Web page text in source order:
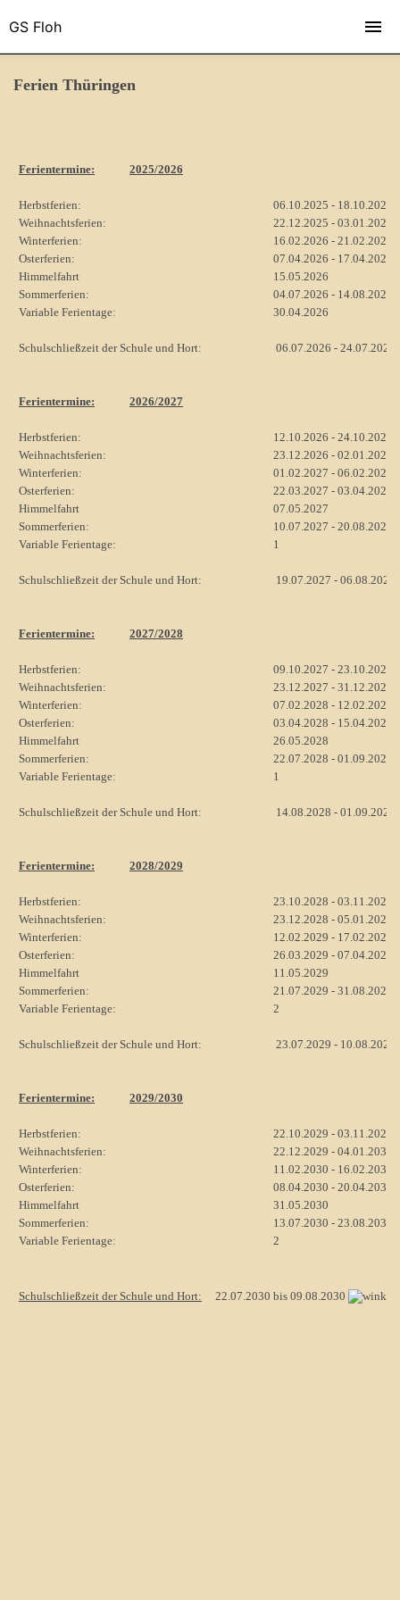
Ferien Thüringen
Ferientermine: 2025/2026
Herbstferien:
06.10.2025 - 18.10.2025
Weihnachtsferien:
22.12.2025 - 03.01.2026
Winterferien:
16.02.2026 - 21.02.2026
Osterferien:
07.04.2026 - 17.04.2026
Himmelfahrt
15.05.2026
Sommerferien:
04.07.2026 - 14.08.2026
Variable Ferientage:
30.04.2026
Schulschließzeit der Schule und Hort: 06.07.2026 - 24.07.2026
Ferientermine: 2026/2027
Herbstferien:
12.10.2026 - 24.10.2026
Weihnachtsferien:
23.12.2026 - 02.01.2027
Winterferien:
01.02.2027 - 06.02.2027
Osterferien:
22.03.2027 - 03.04.2027
Himmelfahrt
07.05.2027
Sommerferien:
10.07.2027 - 20.08.2027
Variable Ferientage:
1
Schulschließzeit der Schule und Hort: 19.07.2027 - 06.08.2027
Ferientermine: 2027/2028
Herbstferien:
09.10.2027 - 23.10.2027
Weihnachtsferien:
23.12.2027 - 31.12.2027
Winterferien:
07.02.2028 - 12.02.2028
Osterferien:
03.04.2028 - 15.04.2028
Himmelfahrt
26.05.2028
Sommerferien:
22.07.2028 - 01.09.2028
Variable Ferientage:
1
Schulschließzeit der Schule und Hort: 14.08.2028 - 01.09.2028
Ferientermine: 2028/2029
Herbstferien:
23.10.2028 - 03.11.2028
Weihnachtsferien:
23.12.2028 - 05.01.2029
Winterferien:
12.02.2029 - 17.02.2029
Osterferien:
26.03.2029 - 07.04.2029
Himmelfahrt
11.05.2029
Sommerferien:
21.07.2029 - 31.08.2029
Variable Ferientage:
2
Schulschließzeit der Schule und Hort: 23.07.2029 - 10.08.2029
Ferientermine: 2029/2030
Herbstferien:
22.10.2029 - 03.11.2029
Weihnachtsferien:
22.12.2029 - 04.01.2030
Winterferien:
11.02.2030 - 16.02.2030
Osterferien:
08.04.2030 - 20.04.2030
Himmelfahrt
31.05.2030
Sommerferien:
13.07.2030 - 23.08.2030
Variable Ferientage:
2
Schulschließzeit der Schule und Hort: 22.07.2030 bis 09.08.2030
GS Floh